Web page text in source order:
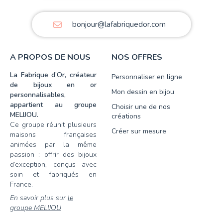
bonjour@lafabriquedor.com
A PROPOS DE NOUS
La Fabrique d’Or, créateur
de bijoux en or
personnalisables,
appartient au groupe
MELIJOU.
Ce groupe réunit plusieurs
maisons françaises
animées par la même
passion : offrir des bijoux
d’exception, conçus avec
soin et fabriqués en
France.
En savoir plus sur le
groupe MELIJOU
NOS OFFRES
Personnaliser en ligne
Mon dessin en bijou
Choisir une de nos
créations
Créer sur mesure